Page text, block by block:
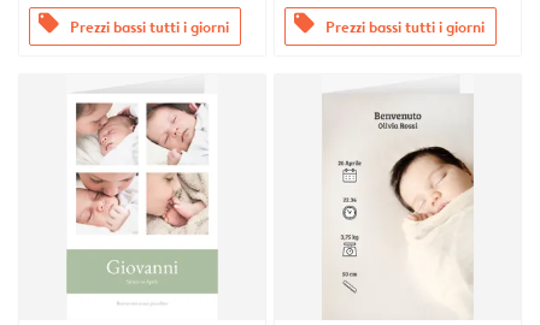
offers Prezzi bassi tutti i giorni offers Prezzi bassi tutti i giorni